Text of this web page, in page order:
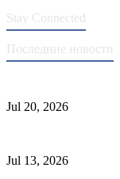
Stay Connected
Последние новости
Jul 20, 2026
Jul 13, 2026